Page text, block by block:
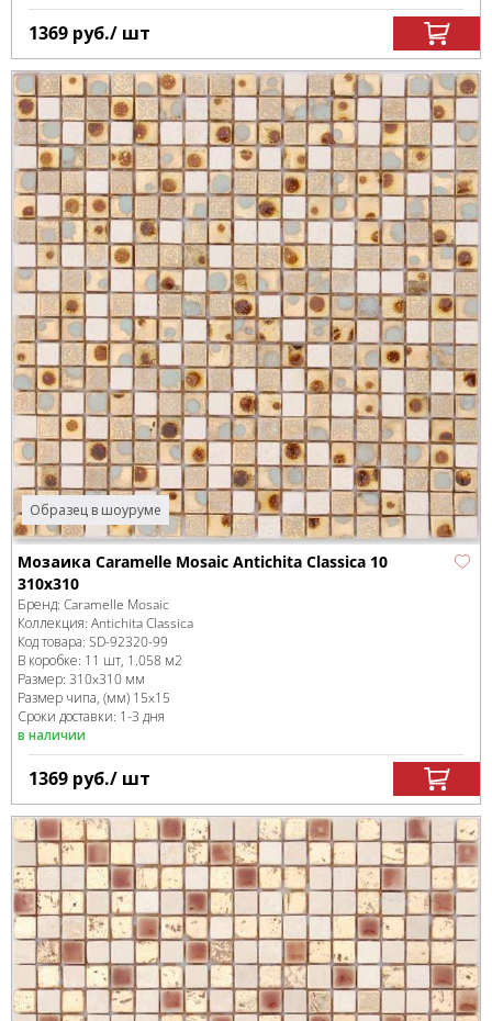
1369 руб./ шт
Образец в шоуруме
Мозаика Caramelle Mosaic Antichita Classica 10
310x310
Бренд: Caramelle Mosaic
Коллекция: Antichita Classica
Код товара: SD-92320-99
В коробке: 11 шт, 1.058 м2
Размер: 310x310 мм
Размер чипа, (мм) 15x15
Сроки доставки: 1-3 дня
в наличии
1369 руб./ шт